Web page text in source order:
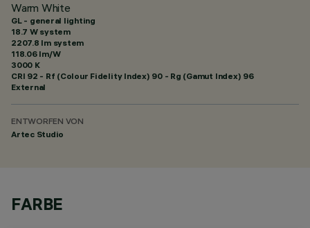
Warm White
GL - general lighting
18.7 W system
2207.8 lm system
118.06 lm/W
3000 K
CRI 92 - Rf (Colour Fidelity Index) 90 - Rg (Gamut Index) 96
External
ENTWORFEN VON
Artec Studio
FARBE